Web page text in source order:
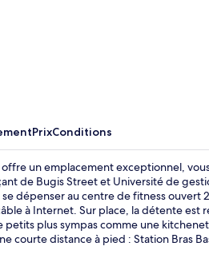
PrixConditions
un emplacement exceptionnel,
de Bugis Street et Université de
se dépenser au centre de fitness
à Internet. Sur place, la détente est
plus sympas comme une
courte distance à pied : Station Bras